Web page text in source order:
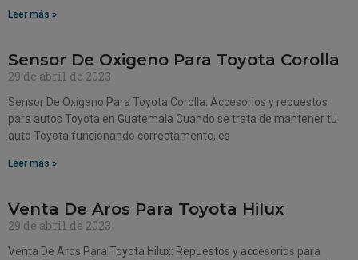
Leer más »
Sensor De Oxigeno Para Toyota Corolla
29 de abril de 2023
Sensor De Oxigeno Para Toyota Corolla: Accesorios y repuestos
para autos Toyota en Guatemala Cuando se trata de mantener tu
auto Toyota funcionando correctamente, es
Leer más »
Venta De Aros Para Toyota Hilux
29 de abril de 2023
Venta De Aros Para Toyota Hilux: Repuestos y accesorios para